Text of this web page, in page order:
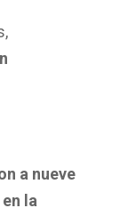
a nueve
la